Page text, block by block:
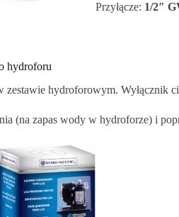
Przyłącze: 1/2″
hydroforu
zestawie hydroforowym. Wyłącznik
(na zapas wody w hydroforze) i